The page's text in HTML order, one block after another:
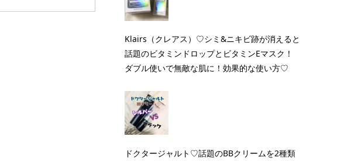
Klairs（クレアス）♡シミ&ニキビ跡が消えると
話題のビタミンドロップとビタミンEマスク！
ダブル使いで無敵な肌に！効果的な使い方♡
ドクタージャルト♡話題のBBクリームを2種類